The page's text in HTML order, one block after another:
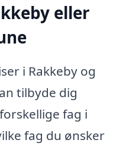
eller
i Rakkeby og
tilbyde dig
fag i
fag du ønsker